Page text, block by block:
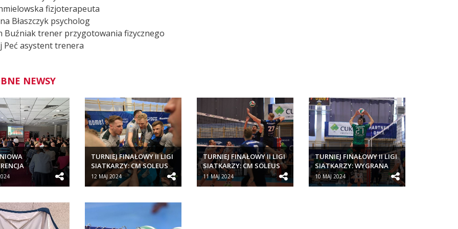
fizjoterapeuta
Błaszczyk psycholog
Buźniak trener przygotowania fizycznego
Peć asystent trenera
NEWSY
PZPS DLA
SZCZEBLA...
TURNIEJ FINAŁOWY II LIGI
SIATKARZY: CM SOLEUS
KLUB SPORTOWY...
12 MAJ 2024
TURNIEJ FINAŁOWY II LIGI
SIATKARZY: CM SOLEUS
KLUB SPORTOWY...
11 MAJ 2024
TURNIEJ FINAŁOWY II LIGI
SIATKARZY: WYGRANA
CM SOLEUS KLUB
SPORTOWY...
10 MAJ 2024